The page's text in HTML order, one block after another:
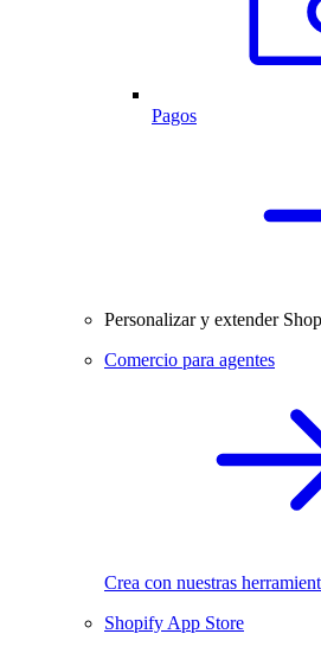
Pagos
Personalizar y extender
Comercio para agentes
Crea con nuestras
Shopify App Store